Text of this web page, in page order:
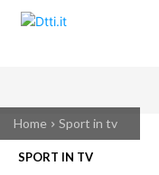
Home Sport in tv
SPORT IN TV